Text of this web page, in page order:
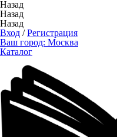
Назад
Назад
Назад
Вход /Регистрация
Ваш город: Москва
Каталог